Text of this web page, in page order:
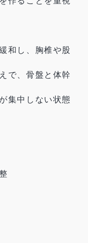
和し、胸椎や股
で、骨盤と体幹
集中しない状態